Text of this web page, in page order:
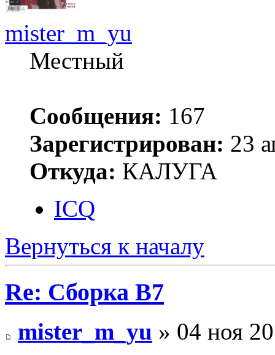
mister_m_yu
Местный
Сообщения: 167
Зарегистрирован: 23
Откуда: КАЛУГА
ICQ
Вернуться к началу
Re: Сборка B7
mister_m_yu » 04 ноя